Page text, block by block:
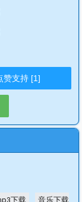
赞支持 [1]
下载 音乐下载